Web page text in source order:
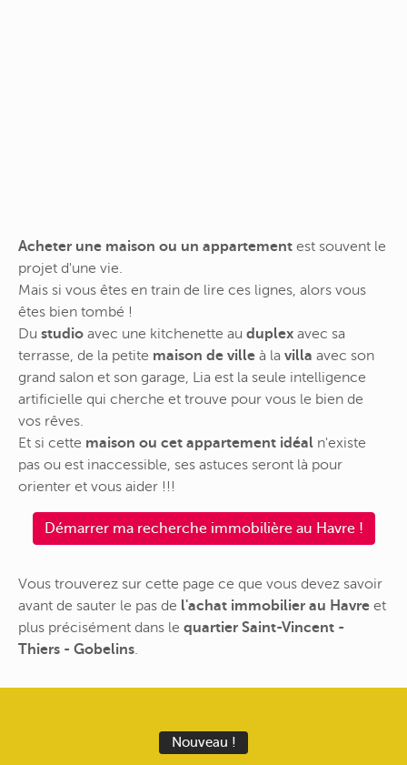
Acheter une maison ou un appartement est souvent le
projet d'une vie.
Mais si vous êtes en train de lire ces lignes, alors vous
êtes bien tombé !
Du studio avec une kitchenette au duplex avec sa
terrasse, de la petite maison de ville à la villa avec son
grand salon et son garage, Lia est la seule intelligence
artificielle qui cherche et trouve pour vous le bien de
vos rêves.
Et si cette maison ou cet appartement idéal n'existe
pas ou est inaccessible, ses astuces seront là pour
orienter et vous aider !!!
Démarrer ma recherche immobilière au Havre !
Vous trouverez sur cette page ce que vous devez savoir
avant de sauter le pas de l'achat immobilier au Havre et
plus précisément dans le quartier Saint-Vincent -
Thiers - Gobelins.
Nouveau !